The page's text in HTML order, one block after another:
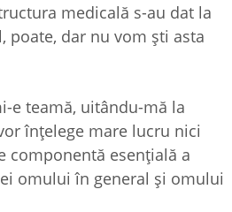
medicală s-au dat la
poate, dar nu vom şti asta
e teamă, uitându-mă la
înţelege mare lucru nici
componentă esenţială a
omului în general şi omului